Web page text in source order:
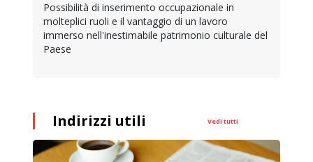
Possibilità di inserimento occupazionale in
molteplici ruoli e il vantaggio di un lavoro
immerso nell'inestimabile patrimonio culturale del
Paese
Indirizzi utili Vedi tutti